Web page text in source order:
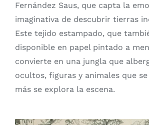
Fernández Saus, que capta la
imaginativa de descubrir tierras
Este tejido estampado, que
disponible en papel pintado a
convierte en una jungla que
ocultos, figuras y animales que
más se explora la escena.